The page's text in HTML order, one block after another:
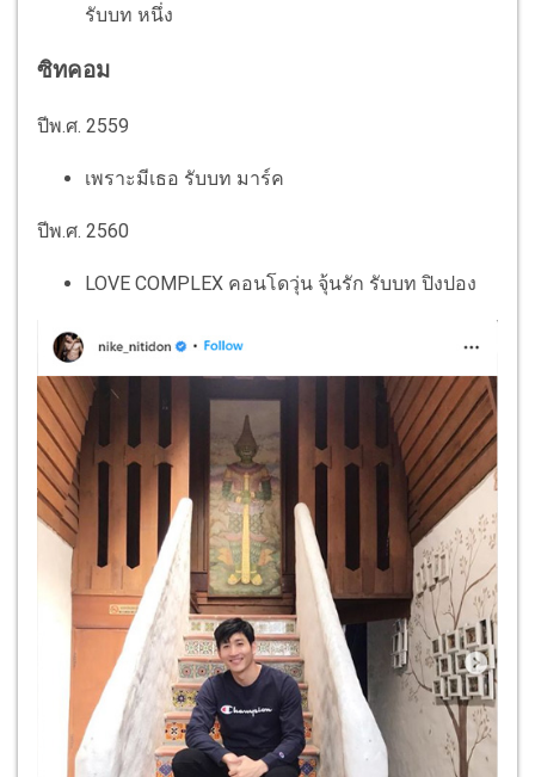
รับบท หนึ่ง
ซิทคอม
ปีพ.ศ. 2559
เพราะมีเธอ รับบท มาร์ค
ปีพ.ศ. 2560
LOVE COMPLEX คอนโดวุ่น จุ้นรัก รับบท ปิงปอง